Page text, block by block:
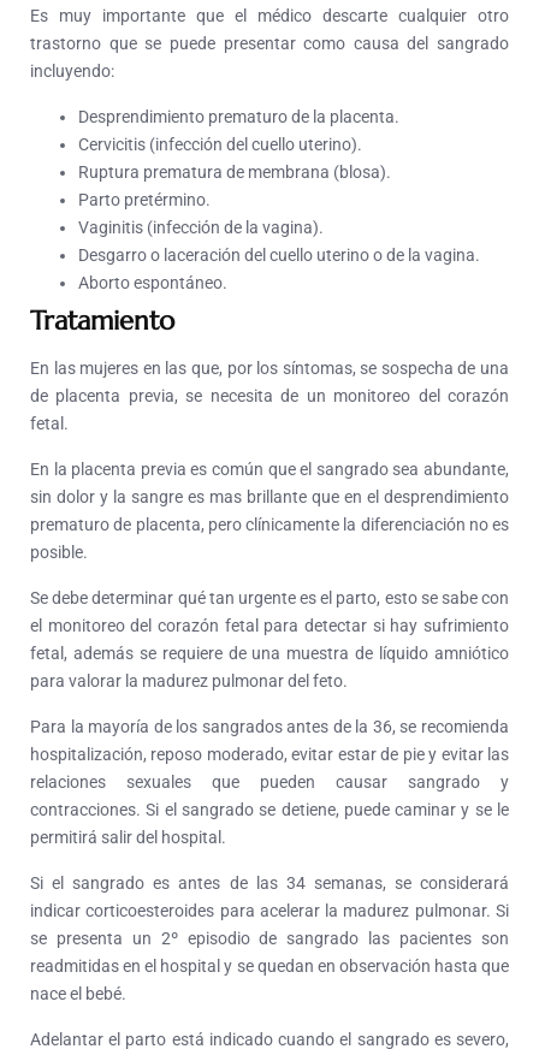
Es muy importante que el médico descarte cualquier otro
trastorno que se puede presentar como causa del sangrado
incluyendo:
Desprendimiento prematuro de la placenta.
Cervicitis (infección del cuello uterino).
Ruptura prematura de membrana (blosa).
Parto pretérmino.
Vaginitis (infección de la vagina).
Desgarro o laceración del cuello uterino o de la vagina.
Aborto espontáneo.
Tratamiento
En las mujeres en las que, por los síntomas, se sospecha de una
de placenta previa, se necesita de un monitoreo del corazón
fetal.
En la placenta previa es común que el sangrado sea abundante,
sin dolor y la sangre es mas brillante que en el desprendimiento
prematuro de placenta, pero clínicamente la diferenciación no es
posible.
Se debe determinar qué tan urgente es el parto, esto se sabe con
el monitoreo del corazón fetal para detectar si hay sufrimiento
fetal, además se requiere de una muestra de líquido amniótico
para valorar la madurez pulmonar del feto.
Para la mayoría de los sangrados antes de la 36, se recomienda
hospitalización, reposo moderado, evitar estar de pie y evitar las
relaciones sexuales que pueden causar sangrado y
contracciones. Si el sangrado se detiene, puede caminar y se le
permitirá salir del hospital.
Si el sangrado es antes de las 34 semanas, se considerará
indicar corticoesteroides para acelerar la madurez pulmonar. Si
se presenta un 2º episodio de sangrado las pacientes son
readmitidas en el hospital y se quedan en observación hasta que
nace el bebé.
Adelantar el parto está indicado cuando el sangrado es severo,